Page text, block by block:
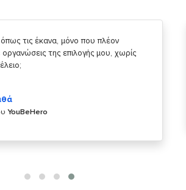
μας δίνετε την δυνατότητα να κάνουμε
του